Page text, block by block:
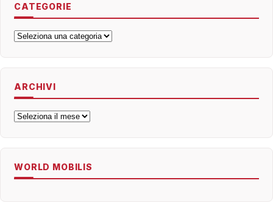
CATEGORIE
Categorie
ARCHIVI
Archivi
WORLD MOBILIS